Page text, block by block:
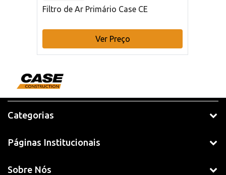
Filtro de Ar Primário Case CE
Ver Preço
Categorias
Páginas Institucionais
Sobre Nós